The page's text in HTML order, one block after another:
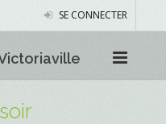
SE CONNECTER